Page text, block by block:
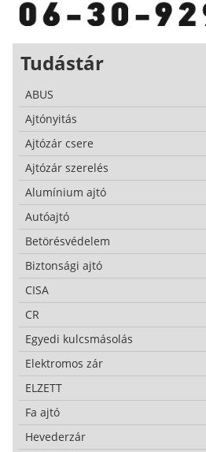
Tudástár
ABUS
Ajtónyitás
Ajtózár csere
Ajtózár szerelés
Alumínium ajtó
Autóajtó
Betörésvédelem
Biztonsági ajtó
CISA
CR
Egyedi kulcsmásolás
Elektromos zár
ELZETT
Fa ajtó
Hevederzár